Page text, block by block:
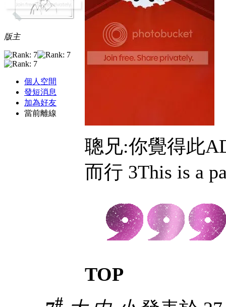
版主
個人空間
發短消息
加為好友
當前離線
聰兄:你覺得此
而行 3This is a
TOP
#